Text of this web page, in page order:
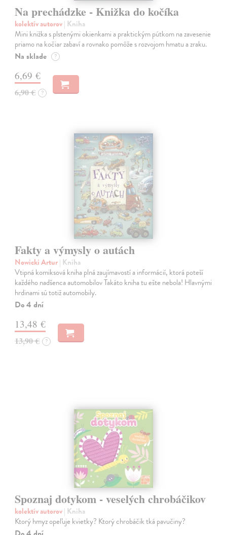
Na prechádzke - Knižka do kočíka
kolektív autorov| Kniha
Mini knižka s plstenými okienkami a praktickým pútkom na zavesenie
priamo na kočiar zabaví a rovnako pomôže s rozvojom hmatu a zraku.
Na sklade ?
6,69 €
6,90 € ?
Fakty a výmysly o autách
Nowicki Artur| Kniha
Vtipná komiksová kniha plná zaujímavostí a informácií, ktorá poteší
každého nadšenca automobilov Takáto kniha tu ešte nebola! Hlavnými
hrdinami sú totiž automobily.
Do 4 dní
13,48 €
13,90 € ?
Spoznaj dotykom - veselých chrobáčikov
kolektív autorov| Kniha
Ktorý hmyz opeľuje kvietky? Ktorý chrobáčik tká pavučiny?